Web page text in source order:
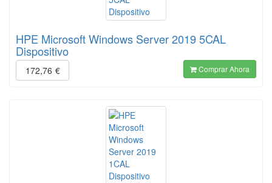
HPE Microsoft Windows Server 2019 5CAL
Dispositivo
172,76 € Comprar Ahora